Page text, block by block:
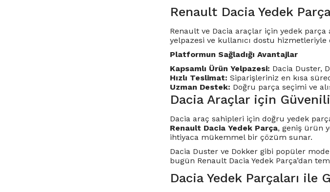
Renault Dacia Yedek
Renault ve Dacia araçlar için yedek
yelpazesi ve kullanıcı dostu hizmetleriyle
Platformun Sağladığı Avantajlar
Kapsamlı Ürün Yelpazesi: Dacia Duster,
Hızlı Teslimat: Siparişleriniz en kısa
Uzman Destek: Doğru parça seçimi ve
Dacia Araçlar için
Dacia araç sahipleri için doğru yedek
Renault Dacia Yedek Parça, geniş ürün
ihtiyaca mükemmel bir çözüm sunar.
Dacia Duster ve Dokker gibi popüler
bugün Renault Dacia Yedek Parça’dan
Dacia Yedek Parçaları ile